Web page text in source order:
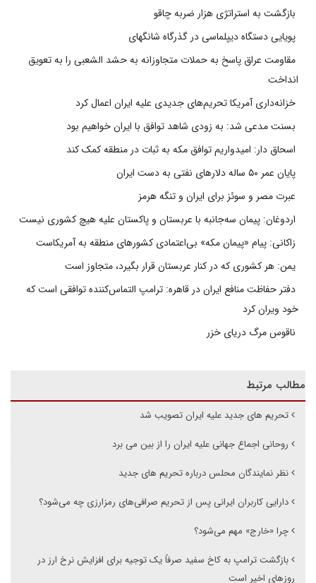
بازگشت به استراتژی هزار ضربه چاقو
پویایی دستگاه دیپلماسی در گذرگاه شانگهای
مقاومت عراق پاسخ به حملات متجاوزانه به حشد الشعبی را به تعویق
انداخت
خزانه‌داری آمریکا تحریم‌های جدیدی علیه ایران اعمال کرد
بسنت مدعی شد: به زودی شاهد توافق با ایران خواهیم بود
اسحاق دار: امیدواریم توافق مکه به ثبات در منطقه کمک کند
پایان عمر ۵۰ ساله دلارهای نفتی به دست ایران
عبرت مصر و سوئز برای ایران و تنگه هرمز
اردوغان: پیمان سه‌جانبه با عربستان و پاکستان علیه هیچ کشوری نیست
زاکانی: پیام «پیمان مکه» بی‌اعتمادی کشورهای منطقه به آمریکاست
یمن: هر کشوری که در کنار عربستان قرار بگیرد، متجاوز است
دفتر حفاظت منافع ایران در قاهره: ترامپ التماس‌کننده توافقی است که
خود ویران کرد
ناقوس مرگ دریای خزر
مطالب مرتبط
تحریم های جدید علیه ایران تصویب شد
روحانی اجماع جهانی علیه ایران را از بین می برد
نظر نمایندگان محلس درباره تحریم های جدید
دارایی کاربران ایرانی پس از تحریم صرافی‌های رمزارزی چه می‌شود؟
چرا «خارج» مهم می‌شود؟
بازگشت ترامپ به کاخ سفید صرفاً یک توجیه برای افزایش نرخ ارز در
روزهای اخیر است